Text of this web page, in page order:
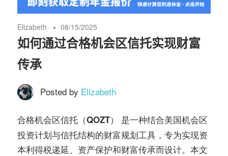
人
寿
保
险
指
国
保
险
理
财
服
社
区
Elizabeth 08/15/2025
如何通过合格机会区信托实现财富
传承
Posted by Elizabeth
合格机会区信托（QOZT）
是一种结合美国机会区
投资计划与信托结构的财富规划工具，专为实现资
本利得税递延、资产保护和财富传承而设计。本文